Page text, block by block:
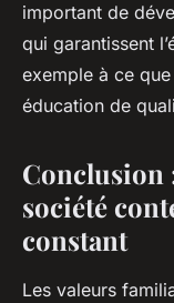
important de
qui garantissent
exemple à ce
éducation de
Conclusion
société
constant
Les valeurs